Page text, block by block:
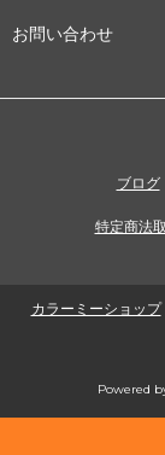
お問い合わせ
ブログ
特定商法
カラーミーショップ
Powered